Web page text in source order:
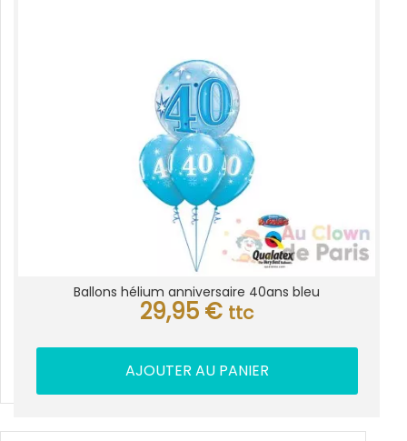
Ballons hélium anniversaire 40ans bleu
29,95 € ttc
AJOUTER AU PANIER